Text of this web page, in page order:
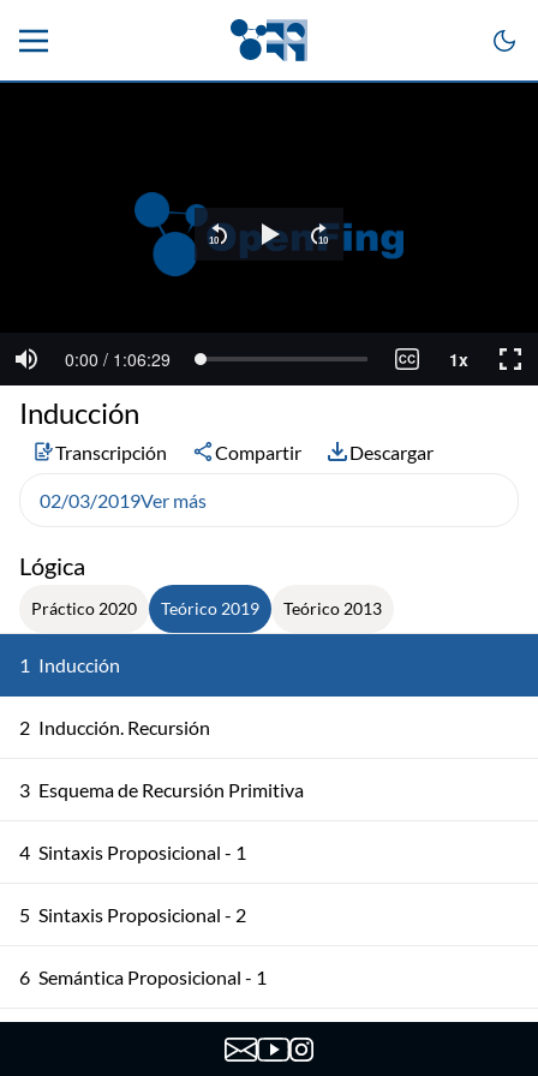
Lógica
Práctico 2020 Teórico 2019 Teórico 2013
1 Inducción
2 Inducción. Recursión
3 Esquema de Recursión Primitiva
4 Sintaxis Proposicional - 1
5 Sintaxis Proposicional - 2
6 Semántica Proposicional - 1
Semántica Proposicional - 2
Inducción
Transcripción Compartir Descargar
02/03/2019Ver más